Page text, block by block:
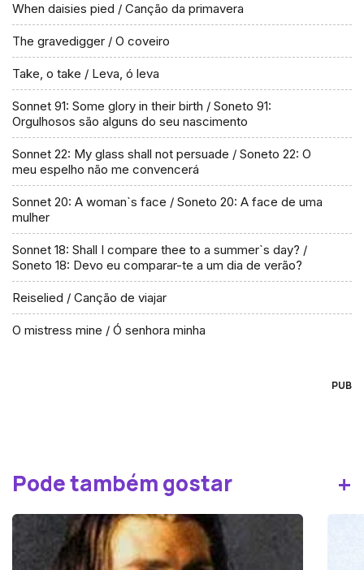
When daisies pied / Canção da primavera
The gravedigger / O coveiro
Take, o take / Leva, ó leva
Sonnet 91: Some glory in their birth / Soneto 91:
Orgulhosos são alguns do seu nascimento
Sonnet 22: My glass shall not persuade / Soneto 22: O
meu espelho não me convencerá
Sonnet 20: A woman`s face / Soneto 20: A face de uma
mulher
Sonnet 18: Shall I compare thee to a summer`s day? /
Soneto 18: Devo eu comparar-te a um dia de verão?
Reiselied / Canção de viajar
O mistress mine / Ó senhora minha
PUB
Pode também gostar +